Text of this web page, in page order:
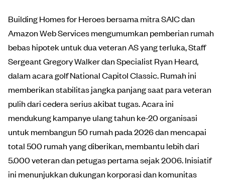
Building Homes for Heroes bersama mitra SAIC dan
Amazon Web Services mengumumkan pemberian rumah
bebas hipotek untuk dua veteran AS yang terluka, Staff
Sergeant Gregory Walker dan Specialist Ryan Heard,
dalam acara golf National Capitol Classic. Rumah ini
memberikan stabilitas jangka panjang saat para veteran
pulih dari cedera serius akibat tugas. Acara ini
mendukung kampanye ulang tahun ke-20 organisasi
untuk membangun 50 rumah pada 2026 dan mencapai
total 500 rumah yang diberikan, membantu lebih dari
5.000 veteran dan petugas pertama sejak 2006. Inisiatif
ini menunjukkan dukungan korporasi dan komunitas